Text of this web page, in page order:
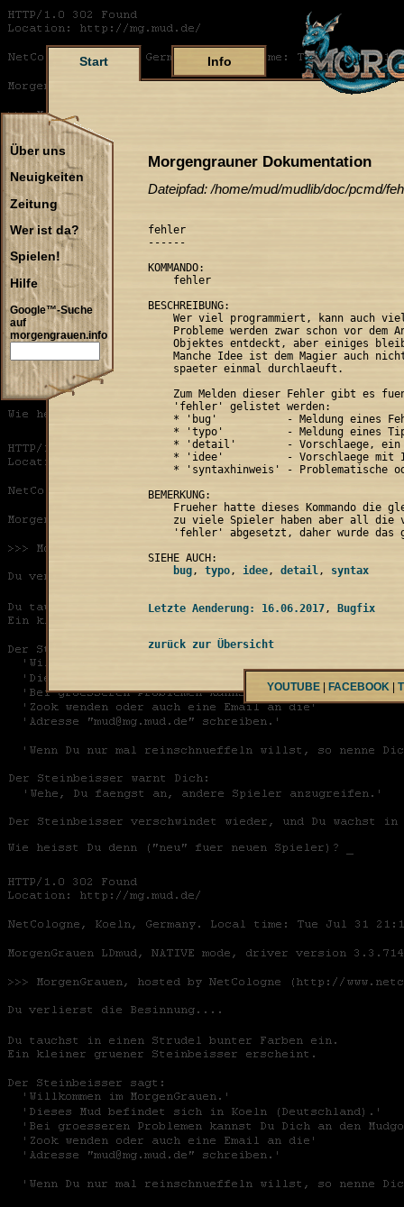
Start Info
Über uns
Neuigkeiten
Zeitung
Wer ist da?
Spielen!
Hilfe
Google™-Suche
auf
morgengrauen.info
Morgengrauner Dokumentation
Dateipfad: /home/mud/mudlib/doc/pcmd/
fehler
------
KOMMANDO:
    fehler
BESCHREIBUNG:
Wer viel programmiert, kann auch
Probleme werden zwar schon vor dem
Objektes entdeckt, aber einiges
Manche Idee ist dem Magier auch
    spaeter einmal durchlaeuft.
Zum Melden dieser Fehler gibt es
    'fehler' gelistet werden:
* 'bug'           - Meldung eines
* 'typo'          - Meldung eines
* 'detail'        - Vorschlaege,
* 'idee'          - Vorschlaege mit
* 'syntaxhinweis' - Problematische
BEMERKUNG:
Frueher hatte dieses Kommando die
zu viele Spieler haben aber all die
'fehler' abgesetzt, daher wurde das
    bug
, typo , idee , detail ,
Letzte Aenderung: 16.06.2017 ,
zurück zur Übersicht
YOUTUBE | FACEBOOK |